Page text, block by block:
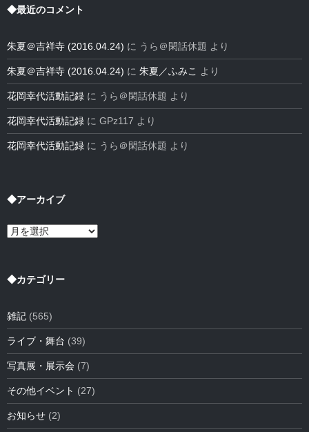
◆最近のコメント
朱夏＠吉祥寺 (2016.04.24) に うら＠閑話休題 より
朱夏＠吉祥寺 (2016.04.24) に 朱夏／ふみこ より
花岡幸代活動記録 に うら＠閑話休題 より
花岡幸代活動記録 に GPz117 より
花岡幸代活動記録 に うら＠閑話休題 より
◆アーカイブ
◆
イ
◆カテゴリー
雑記 (565)
ライブ・舞台 (39)
写真展・展示会 (7)
その他イベント (27)
お知らせ (2)